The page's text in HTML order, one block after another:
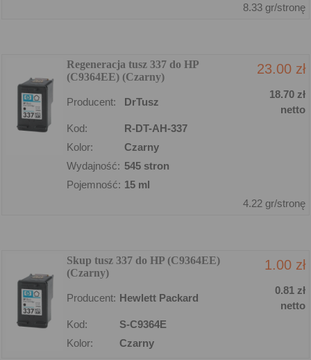
8.33 gr/stronę
Regeneracja tusz 337 do HP
(C9364EE) (Czarny)
23.00 zł
Producent: DrTusz
18.70 zł
netto
Kod:
R-DT-AH-337
Kolor:
Czarny
Wydajność: 545 stron
Pojemność: 15 ml
4.22 gr/stronę
Skup tusz 337 do HP (C9364EE)
(Czarny)
1.00 zł
Producent: Hewlett Packard
0.81 zł
netto
Kod:
S-C9364E
Kolor:
Czarny